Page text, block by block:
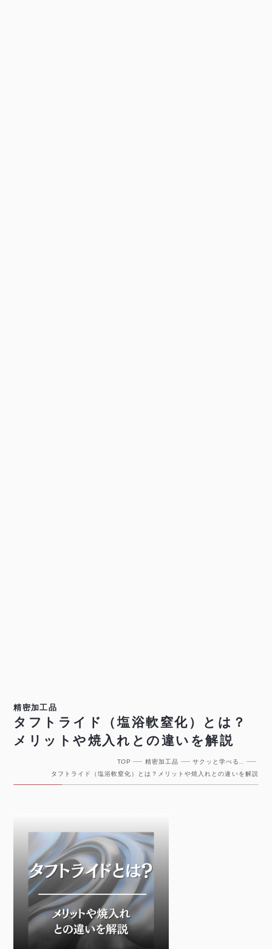
精密加工品
タフトライド（塩浴軟窒化）とは？
メリットや焼入れとの違いを解説
TOP 精密加工品
サクッと学べる..
タフトライド（塩浴軟窒化）とは？メリットや焼入れとの違いを解説